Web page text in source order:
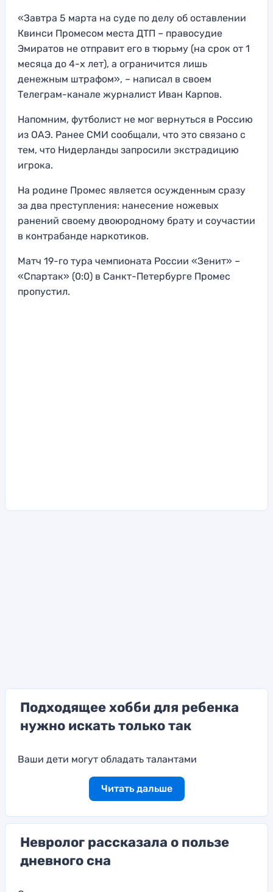
«Завтра 5 марта на суде по делу об оставлении
Квинси Промесом места ДТП – правосудие
Эмиратов не отправит его в тюрьму (на срок от 1
месяца до 4-х лет), а ограничится лишь
денежным штрафом», – написал в своем
Телеграм-канале журналист Иван Карпов.
Напомним, футболист не мог вернуться в Россию
из ОАЭ. Ранее СМИ сообщали, что это связано с
тем, что Нидерланды запросили экстрадицию
игрока.
На родине Промес является осужденным сразу
за два преступления: нанесение ножевых
ранений своему двоюродному брату и соучастии
в контрабанде наркотиков.
Матч 19-го тура чемпионата России «Зенит» –
«Спартак» (0:0) в Санкт-Петербурге Промес
пропустил.
Подходящее хобби для ребенка
нужно искать только так
Ваши дети могут обладать талантами
Читать дальше
Невролог рассказала о пользе
дневного сна